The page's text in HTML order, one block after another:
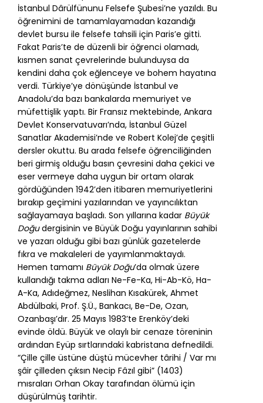
İstanbul Dârülfünunu Felsefe Şubesi’ne yazıldı. Bu
öğrenimini de tamamlayamadan kazandığı
devlet bursu ile felsefe tahsili için Paris’e gitti.
Fakat Paris’te de düzenli bir öğrenci olamadı,
kısmen sanat çevrelerinde bulunduysa da
kendini daha çok eğlenceye ve bohem hayatına
verdi. Türkiye’ye dönüşünde İstanbul ve
Anadolu’da bazı bankalarda memuriyet ve
müfettişlik yaptı. Bir Fransız mektebinde, Ankara
Devlet Konservatuvarı’nda, İstanbul Güzel
Sanatlar Akademisi’nde ve Robert Kolej’de çeşitli
dersler okuttu. Bu arada felsefe öğrenciliğinden
beri girmiş olduğu basın çevresini daha çekici ve
eser vermeye daha uygun bir ortam olarak
gördüğünden 1942’den itibaren memuriyetlerini
bırakıp geçimini yazılarından ve yayıncılıktan
sağlayamaya başladı. Son yıllarına kadar Büyük
Doğudergisinin ve Büyük Doğu yayınlarının sahibi
ve yazarı olduğu gibi bazı günlük gazetelerde
fıkra ve makaleleri de yayımlanmaktaydı.
Hemen tamamı Büyük Doğu’da olmak üzere
kullandığı takma adları Ne-Fe-Ka, Hi-Ab-Kö, Ha-
A-Ka, Adıdeğmez, Neslihan Kısakürek, Ahmet
Abdülbaki, Prof. Ş.Ü., Bankacı, Be-De, Ozan,
Ozanbaşı’dır. 25 Mayıs 1983’te Erenköy’deki
evinde öldü. Büyük ve olaylı bir cenaze töreninin
ardından Eyüp sırtlarındaki kabristana defnedildi.
“Çille çille üstüne düştü mücevher târihi / Var mı
şâir çilleden çıksın Necip Fâzıl gibi” (1403)
mısraları Orhan Okay tarafından ölümü için
düşürülmüş tarihtir.